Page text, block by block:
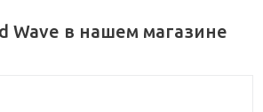
Wave в нашем магазине